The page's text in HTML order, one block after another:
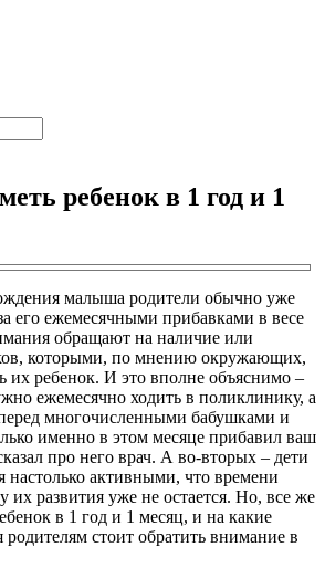
ребенок в 1 год и 1
малыша родители обычно уже
его ежемесячными прибавками в весе
обращают на наличие или
которыми, по мнению окружающих,
их ребенок. И это вполне объяснимо –
ежемесячно ходить в поликлинику, а
многочисленными бабушками и
именно в этом месяце прибавил ваш
про него врач. А во-вторых – дети
настолько активными, что времени
их развития уже не остается. Но, все же
в 1 год и 1 месяц, и на какие
родителям стоит обратить внимание в